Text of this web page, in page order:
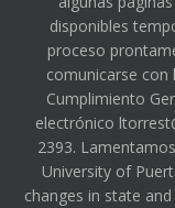
disponibles
proceso
comunicarse con
Cumplimiento
electrónico
2393.
University of
changes in state